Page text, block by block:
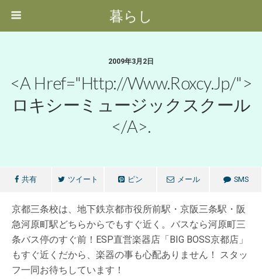
暮らし
2009年3月2日
<a Href="http://www.roxcy.jp/">
ロキシーミュージックスクール
</a>.
共有 ツイート ピン メール SMS
京都三条校は、地下鉄京都市役所前駅・京阪三条駅・阪
急河原町駅どちらからでもすぐ近く。バスなら河原町三
条バス停のすぐ前！ESP直営楽器店「BIG BOSS京都店」
もすぐ近くだから、楽器の事も心配ありません！ スタッ
フ一同お待ちしています！